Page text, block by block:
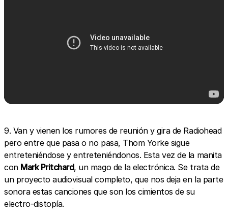
9. Van y vienen los rumores de reunión y gira de Radiohead
pero entre que pasa o no pasa, Thom Yorke sigue
entreteniéndose y entreteniéndonos. Esta vez de la manita
con Mark Pritchard, un mago de la electrónica. Se trata de
un proyecto audiovisual completo, que nos deja en la parte
sonora estas canciones que son los cimientos de su
electro-distopía.